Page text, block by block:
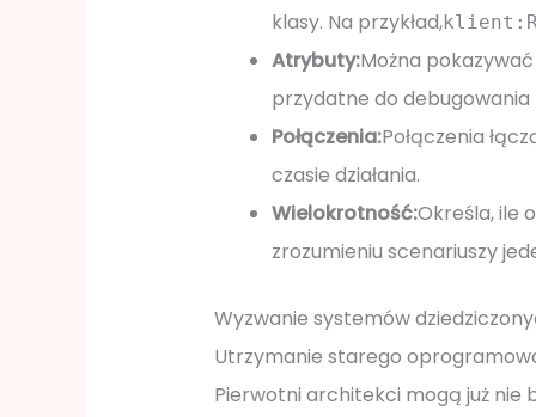
klasy. Na przykład,
Atrybuty:Można
przydatne do
Połączenia:Połączenia
czasie działania.
Wielokrotność:Określa, ile
zrozumieniu scenariuszy
Wyzwanie systemów
Utrzymanie starego
Pierwotni architekci mogą już nie